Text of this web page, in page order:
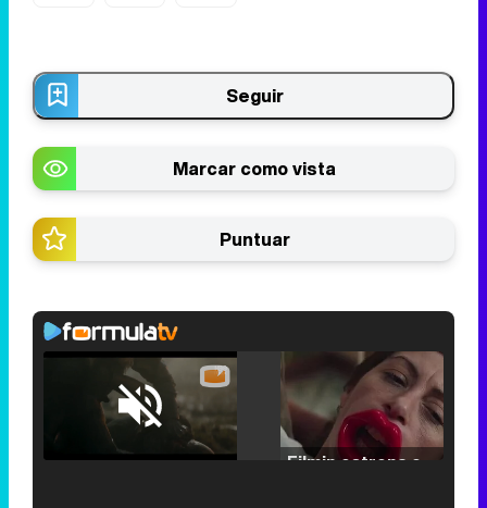
Seguir
Marcar como vista
Puntuar
Unmute /
Loaded
25.30%